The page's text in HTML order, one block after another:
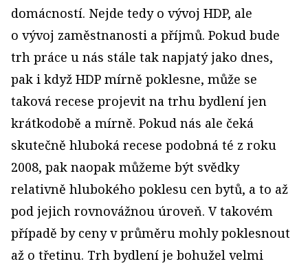
domácností. Nejde tedy o vývoj HDP, ale
o vývoj zaměstnanosti a příjmů. Pokud bude
trh práce u nás stále tak napjatý jako dnes,
pak i když HDP mírně poklesne, může se
taková recese projevit na trhu bydlení jen
krátkodobě a mírně. Pokud nás ale čeká
skutečně hluboká recese podobná té z roku
2008, pak naopak můžeme být svědky
relativně hlubokého poklesu cen bytů, a to až
pod jejich rovnovážnou úroveň. V takovém
případě by ceny v průměru mohly poklesnout
až o třetinu. Trh bydlení je bohužel velmi